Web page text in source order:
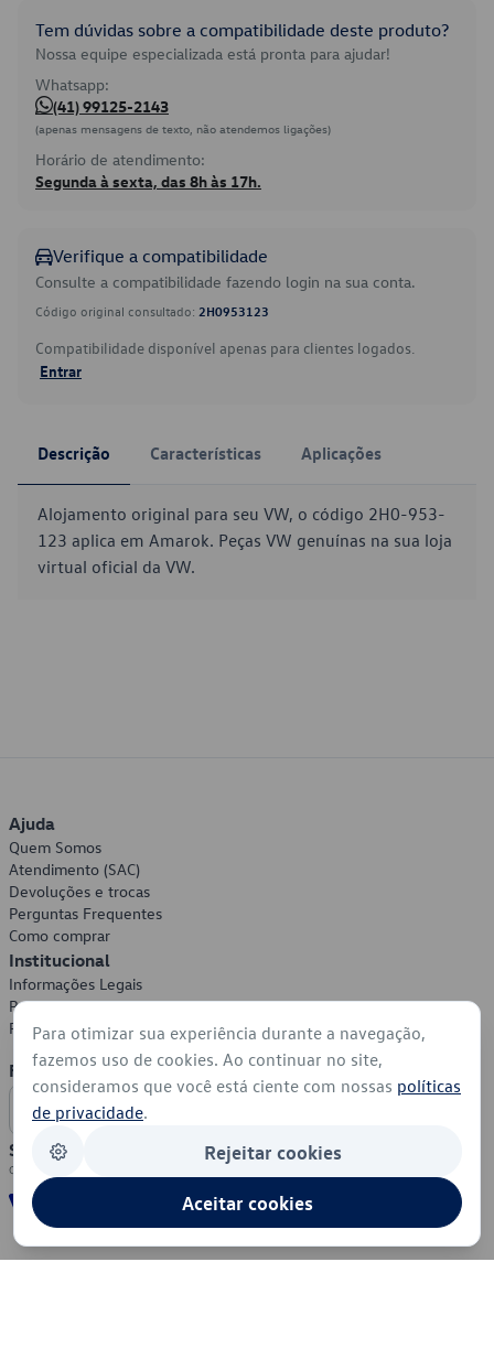
Tem dúvidas sobre a compatibilidade deste produto?
Nossa equipe especializada está pronta para ajudar!
Whatsapp:
(41) 99125-2143
(apenas mensagens de texto, não atendemos ligações)
Horário de atendimento:
Segunda à sexta, das 8h às 17h.
Verifique a compatibilidade
Consulte a compatibilidade fazendo login na sua conta.
Código original consultado: 2H0953123
Compatibilidade disponível apenas para clientes logados.
Entrar
Descrição Características Aplicações
Alojamento original para seu VW, o código 2H0-953-
123 aplica em Amarok. Peças VW genuínas na sua loja
virtual oficial da VW.
Ajuda
Quem Somos
Atendimento (SAC)
Devoluções e trocas
Perguntas Frequentes
Como comprar
Institucional
Informações Legais
Política de Privacidade
Política de Cookies
Formas de Pagamento
Segurança
Para otimizar sua experiência durante a navegação,
fazemos uso de cookies. Ao continuar no site,
consideramos que você está ciente com nossas políticas
de privacidade.
Rejeitar cookies
Aceitar cookies